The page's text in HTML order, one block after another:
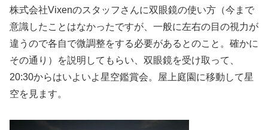
株式会社Vixenのスタッフさんに双眼鏡の使い方（今まで
意識したことはなかったですが、一般に左右の目の視力が
違うので各自で微調整をする必要があるとのこと。確かに
その通り）を説明してもらい、双眼鏡を受け取って、
20:30からはいよいよ星空鑑賞会。屋上庭園に移動して星
空を見ます。